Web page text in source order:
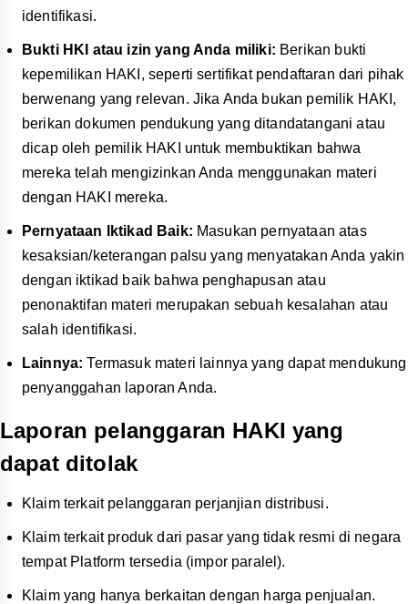
identifikasi.
Bukti HKI atau izin yang Anda miliki: Berikan bukti
kepemilikan HAKI, seperti sertifikat pendaftaran dari pihak
berwenang yang relevan. Jika Anda bukan pemilik HAKI,
berikan dokumen pendukung yang ditandatangani atau
dicap oleh pemilik HAKI untuk membuktikan bahwa
mereka telah mengizinkan Anda menggunakan materi
dengan HAKI mereka.
Pernyataan Iktikad Baik: Masukan pernyataan atas
kesaksian/keterangan palsu yang menyatakan Anda yakin
dengan iktikad baik bahwa penghapusan atau
penonaktifan materi merupakan sebuah kesalahan atau
salah identifikasi.
Lainnya:Termasuk materi lainnya yang dapat mendukung
penyanggahan laporan Anda.
Laporan pelanggaran HAKI yang
dapat ditolak
Klaim terkait pelanggaran perjanjian distribusi.
Klaim terkait produk dari pasar yang tidak resmi di negara
tempat Platform tersedia (impor paralel).
Klaim yang hanya berkaitan dengan harga penjualan.